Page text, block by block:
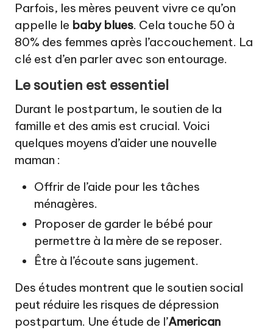
Parfois, les mères peuvent vivre ce qu’on
appelle le baby blues. Cela touche 50 à
80% des femmes après l’accouchement. La
clé est d’en parler avec son entourage.
Le soutien est essentiel
Durant le postpartum, le soutien de la
famille et des amis est crucial. Voici
quelques moyens d’aider une nouvelle
maman :
Offrir de l’aide pour les tâches
ménagères.
Proposer de garder le bébé pour
permettre à la mère de se reposer.
Être à l’écoute sans jugement.
Des études montrent que le soutien social
peut réduire les risques de dépression
postpartum. Une étude de l’American